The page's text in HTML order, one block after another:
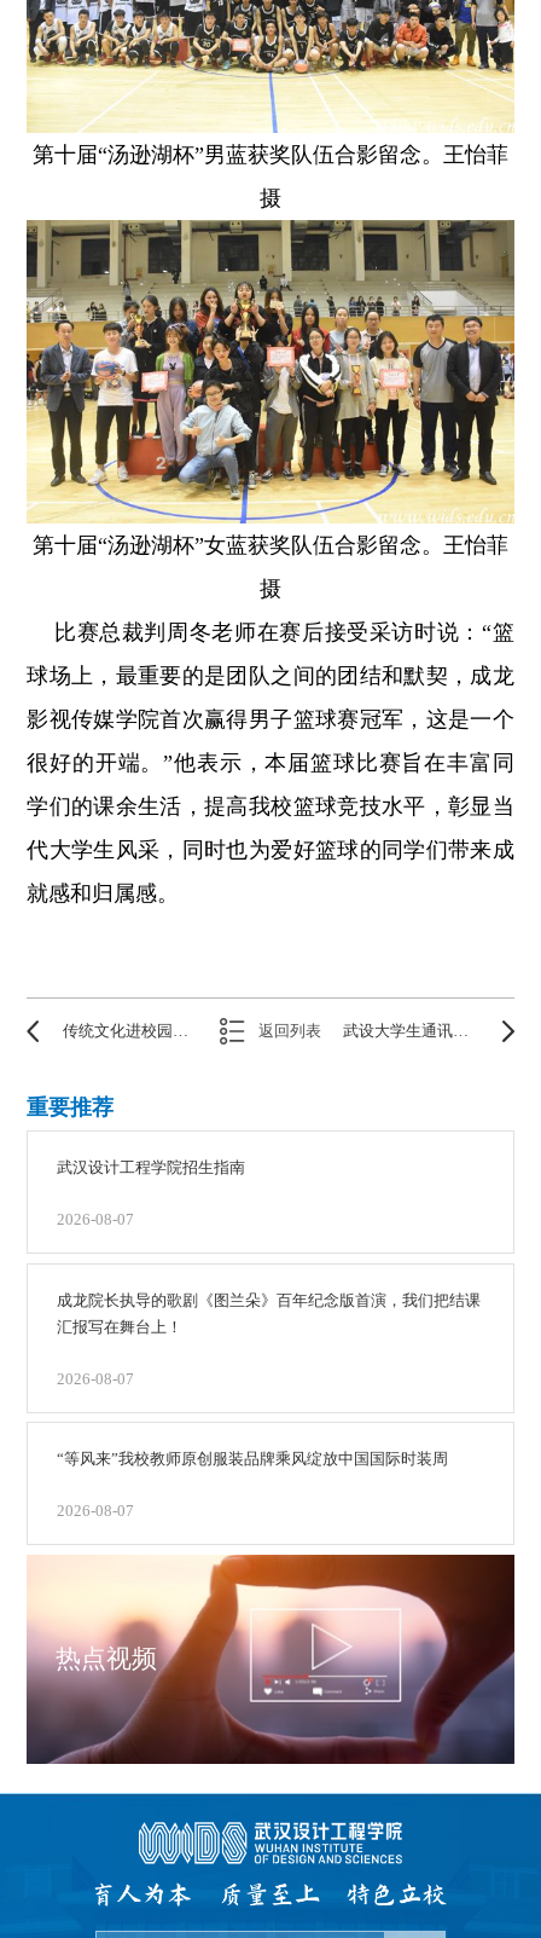
第十届“汤逊湖杯”男蓝获奖队伍合影留念。王怡菲
摄
第十届“汤逊湖杯”女蓝获奖队伍合影留念。王怡菲
摄
比赛总裁判周冬老师在赛后接受采访时说：“篮
球场上，最重要的是团队之间的团结和默契，成龙
影视传媒学院首次赢得男子篮球赛冠军，这是一个
很好的开端。”他表示，本届篮球比赛旨在丰富同
学们的课余生活，提高我校篮球竞技水平，彰显当
代大学生风采，同时也为爱好篮球的同学们带来成
就感和归属感。
返回列表
重要推荐
武汉设计工程学院招生指南
2026-08-07
成龙院长执导的歌剧《图兰朵》百年纪念版首演，我们把结课
汇报写在舞台上！
2026-08-07
“等风来”我校教师原创服装品牌乘风绽放中国国际时装周
2026-08-07
热点视频